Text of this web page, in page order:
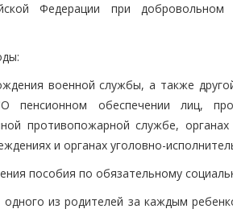
Федерации при
военной службы, а также
пенсионном обеспечении лиц,
противопожарной службе,
и органах уголовно-
пособия по обязательному
одного из родителей за каждым